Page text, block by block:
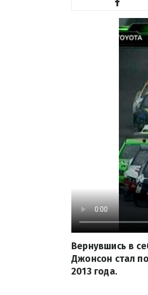
Вернувшись в
Джонсон стал
2013 года.